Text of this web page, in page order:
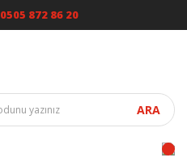
0505 872 86 20
ARA